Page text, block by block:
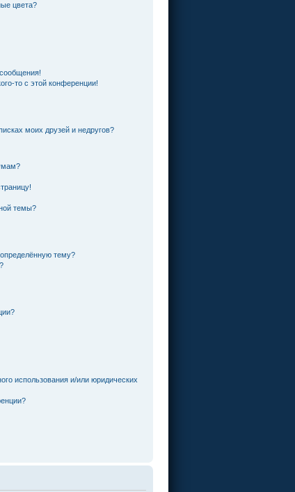
цвета?
то с этой конференции!
моих друзей и недругов?
темы?
тему?
использования и/или юридических